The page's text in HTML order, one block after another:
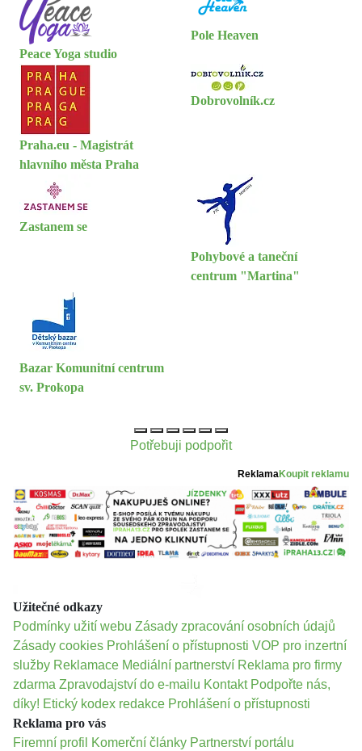
Peace Yoga studio
Pole Heaven
Praha.eu - Magistrát
hlavního města Praha
Dobrovolník.cz
Zastanem se
Pohybové a taneční
centrum "Martina"
Bazar Komunitní centrum
sv. Prokopa
Potřebuji podpořit
ReklamaKoupit reklamu
Užitečné odkazy
Podmínky užití webu Zásady zpracování osobních údajů
Zásady cookies Prohlášení o přístupnosti VOP pro inzertní
služby Reklamace Mediální partnerství Reklama pro firmy
zdarma Zpravodajství do e-mailu Kontakt Podpořte nás,
díky! Etický kodex redakce Prohlášení o přístupnosti
Reklama pro vás
Firemní profil
Komerční články Partnerství portálu